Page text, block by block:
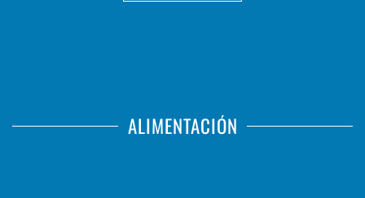
ALIMENTACIÓN